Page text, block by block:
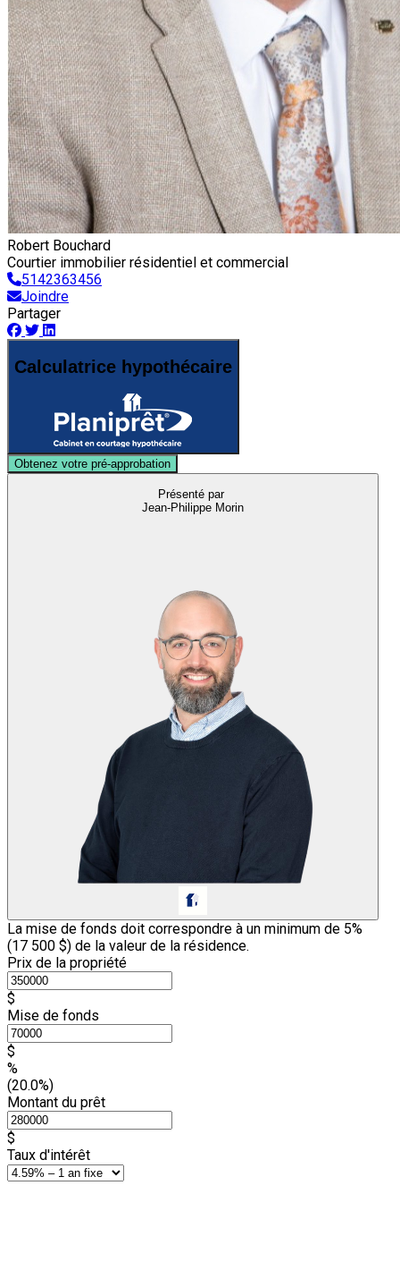
Robert Bouchard
Courtier immobilier résidentiel et commercial
5142363456
Joindre
Partager
Calculatrice hypothécaire
Obtenez votre pré-approbation
Présenté par
Jean-Philippe Morin
La mise de fonds doit correspondre à un minimum de 5%
(17 500 $) de la valeur de la résidence.
Prix de la propriété
$
Mise de fonds
$
%
(20.0%)
Montant du prêt
$
Taux d'intérêt